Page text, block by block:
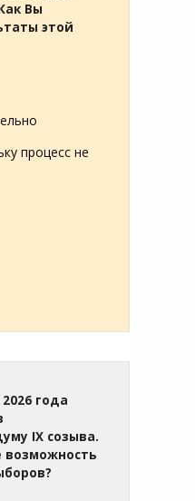
Вы
этой
процесс не
года
IX созыва.
возможность